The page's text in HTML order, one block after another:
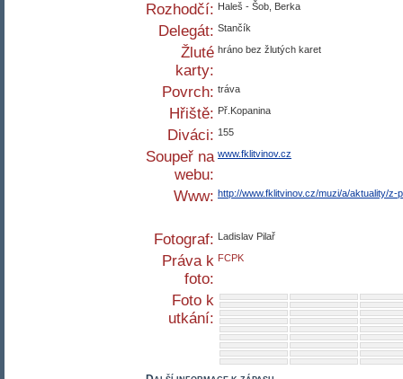
Rozhodčí: Haleš - Šob, Berka
Delegát: Stančík
Žluté
karty:
hráno bez žlutých karet
Povrch: tráva
Hřiště: Př.Kopanina
Diváci: 155
Soupeř na
webu:
www.fklitvinov.cz
Www: http://www.fklitvinov.cz/muzi/a/aktuality/z-
Fotograf: Ladislav Pilař
Práva k
foto:
FCPK
Foto k
utkání: